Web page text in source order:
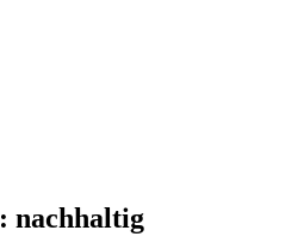
nachhaltig